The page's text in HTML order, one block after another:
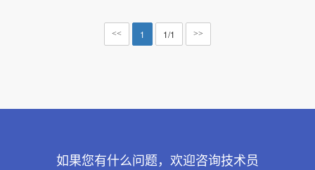
<< 1 1/1 >>
如果您有什么问题，欢迎咨询技术员